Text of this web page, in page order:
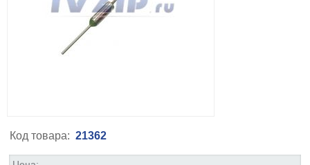
Код товара: 21362